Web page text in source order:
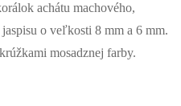
achátu machového,
o veľkosti 8 mm a 6 mm.
mosadznej farby.